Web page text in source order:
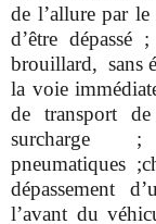
de l’allure par
d’être
brouillard, sans
la voie
de transport
pneumatiques
dépassement
l’avant du